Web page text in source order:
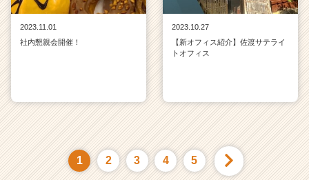
2023.11.01
社内懇親会開催！
2023.10.27
【新オフィス紹介】佐渡サテライ
トオフィス
1 2 3 4 5